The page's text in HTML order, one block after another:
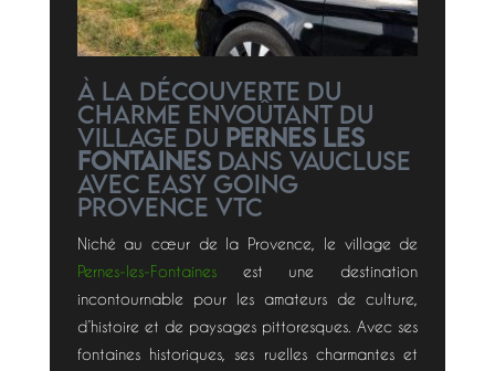
À la découverte du
charme envoûtant du
village du Pernes les
Fontainesdans Vaucluse
avec easy going
provence VTC
Niché au cœur de la Provence, le village de
Pernes-les-Fontainesest une destination
incontournable pour les amateurs de culture,
d’histoire et de paysages pittoresques. Avec ses
fontaines historiques, ses ruelles charmantes et